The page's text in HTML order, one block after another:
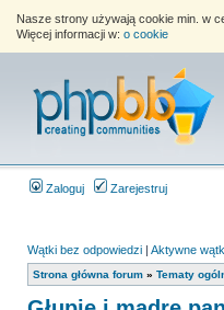
Nasze strony używają cookie min. w
Więcej informacji w: o cookie
Zaloguj Zarejestruj
Wątki bez odpowiedzi | Aktywne
Strona główna forum » Tematy